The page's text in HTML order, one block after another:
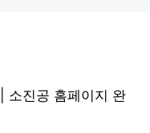
소진공 홈페이지 완